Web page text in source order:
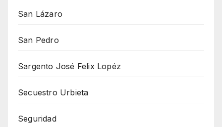
San Lázaro
San Pedro
Sargento José Felix Lopéz
Secuestro Urbieta
Seguridad